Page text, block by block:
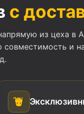
с
из цеха в
совместимость и